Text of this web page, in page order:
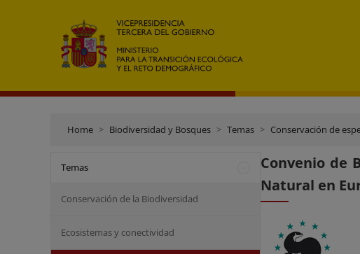
Home Biodiversidad y Bosques Temas Conservación de
Temas
Conservación de la Biodiversidad
Ecosistemas y conectividad
Convenio de
Natural en